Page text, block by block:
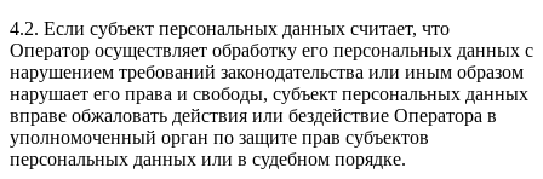
4.2. Если субъект персональных данных считает, что
Оператор осуществляет обработку его персональных данных с
нарушением требований законодательства или иным образом
нарушает его права и свободы, субъект персональных данных
вправе обжаловать действия или бездействие Оператора в
уполномоченный орган по защите прав субъектов
персональных данных или в судебном порядке.